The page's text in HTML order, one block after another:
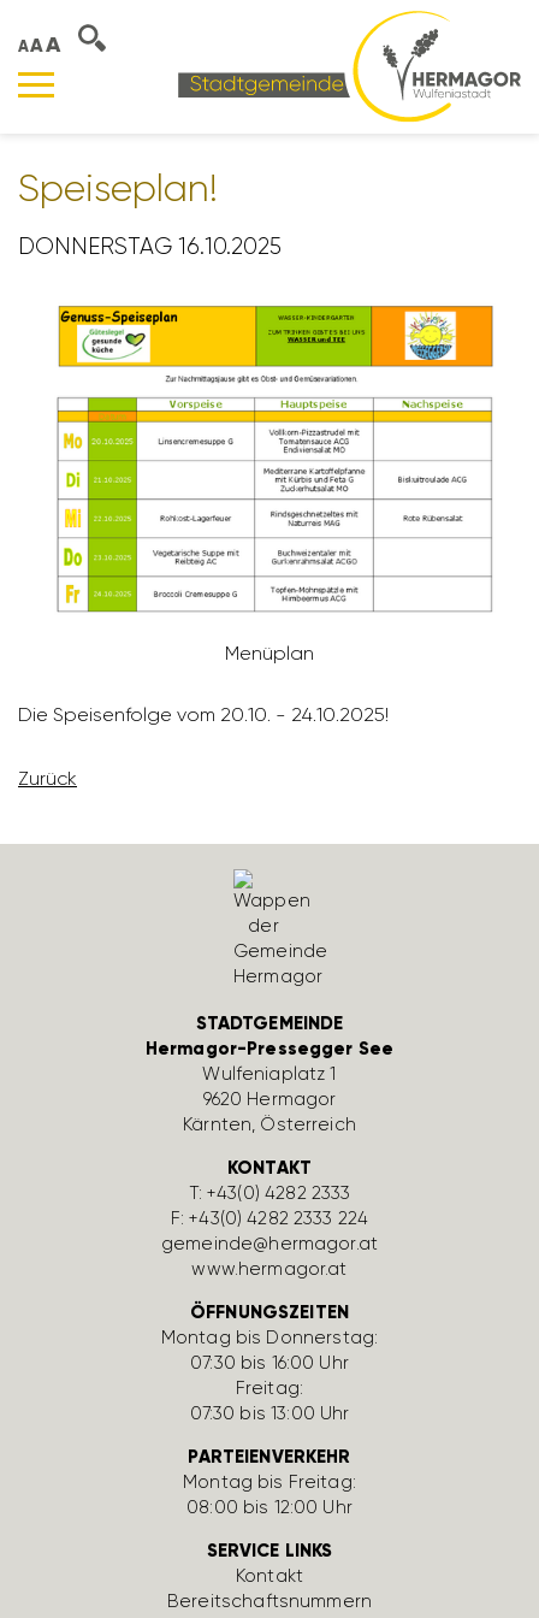
AAA
Spei­se­plan!
DONNERSTAG 16.10.2025
Menü­plan
Die Spei­sen­folge vom 20.10. - 24.10.2025!
Zurück
STADTGEMEINDE
Hermagor-Pressegger See
Wulfe­nia­platz 1
9620 Hermagor
Kärnten, Öster­reich
KONTAKT
T:+43(0) 4282 2333
F: +43(0) 4282 2333 224
gemeinde@hermagor.at
www.hermagor.at
ÖFFNUNGSZEITEN
Montag bis Donnerstag:
07:30 bis 16:00 Uhr
Freitag:
07:30 bis 13:00 Uhr
PARTEIENVERKEHR
Montag bis Freitag:
08:00 bis 12:00 Uhr
SERVICE LINKS
Kontakt
Bereit­schafts­num­mern